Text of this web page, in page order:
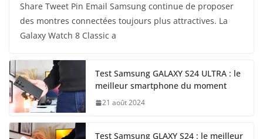
Share Tweet Pin Email Samsung continue de proposer
des montres connectées toujours plus attractives. La
Galaxy Watch 8 Classic a
Test Samsung GALAXY S24 ULTRA : le
meilleur smartphone du moment
21 août 2024
Test Samsung GLAXY S24 : le meilleur